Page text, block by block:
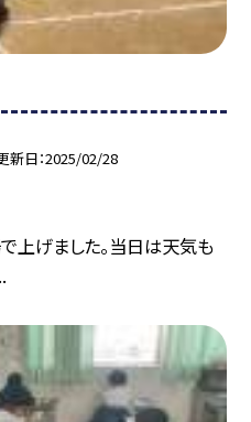
新日 2025/02/28
上げました。当日は天気も